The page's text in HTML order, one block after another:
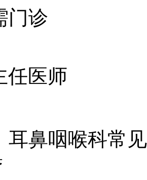
门诊
任医师
耳鼻咽喉科常